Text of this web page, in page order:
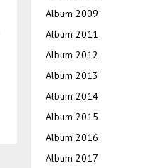
Album 2009
Album 2011
Album 2012
Album 2013
Album 2014
Album 2015
Album 2016
Album 2017